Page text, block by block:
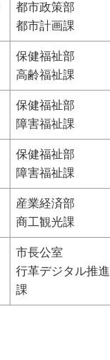
都市政策部
都市計画課
保健福祉部
高齢福祉課
保健福祉部
障害福祉課
保健福祉部
障害福祉課
産業経済部
商工観光課
市長公室
行革デジタル推進
課